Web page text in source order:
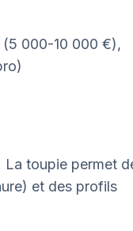
(5 000-10 000 €),
La toupie permet
et des profils